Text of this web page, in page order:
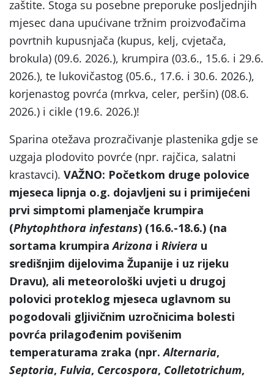
zaštite. Stoga su posebne preporuke posljednjih
mjesec dana upućivane tržnim proizvođačima
povrtnih kupusnjača (kupus, kelj, cvjetača,
brokula) (09.6. 2026.), krumpira (03.6., 15.6. i 29.6.
2026.), te lukovičastog (05.6., 17.6. i 30.6. 2026.),
korjenastog povrća (mrkva, celer, peršin) (08.6.
2026.) i cikle (19.6. 2026.)!
Sparina otežava prozračivanje plastenika gdje se
uzgaja plodovito povrće (npr. rajčica, salatni
krastavci). VAŽNO: Početkom druge polovice
mjeseca lipnja o.g. dojavljeni su i primijećeni
prvi simptomi plamenjače krumpira
(Phytophthora infestans) (16.6.-18.6.) (na
sortama krumpiraArizona i Riviera u
središnjim dijelovima Županije i uz rijeku
Dravu), ali meteorološki uvjeti u drugoj
polovici proteklog mjeseca uglavnom su
pogodovali gljivičnim uzročnicima bolesti
povrća prilagođenim povišenim
temperaturama zraka (npr.Alternaria,
Septoria, Fulvia, Cercospora, Colletotrichum,